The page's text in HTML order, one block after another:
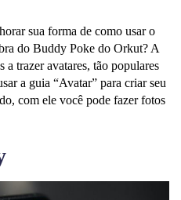
sua forma de como usar o
do Buddy Poke do Orkut? A
a trazer avatares, tão populares
a guia “Avatar” para criar seu
com ele você pode fazer fotos